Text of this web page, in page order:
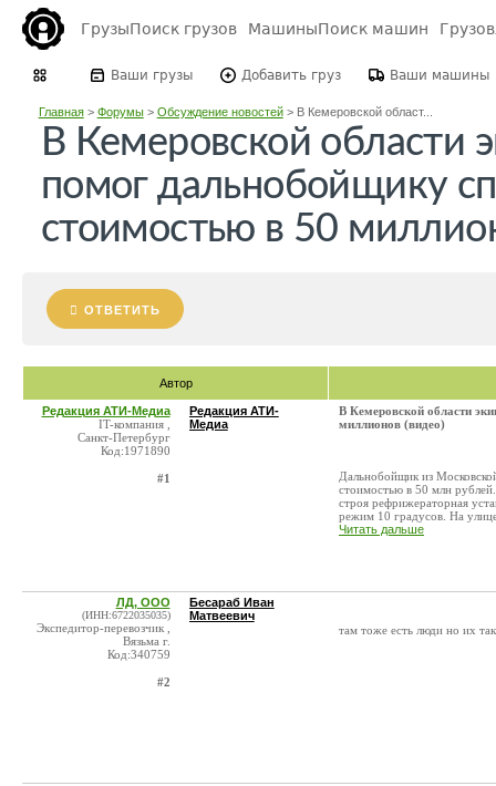
ГрузыПоиск грузов МашиныПоиск машин
Ваши грузы Добавить груз Ваши машины
Главная> Форумы> Обсуждение новостей> В Кемеровской област...
В Кемеровской
помог дальнобойщику
стоимостью в 50
ОТВЕТИТЬ
Автор
Редакция АТИ-Медиа
IT-компания ,
Санкт-Петербург
Код:1971890
#1
Редакция АТИ-
Медиа
В Кемеровской области
миллионов (видео)
Дальнобойщик из
стоимостью в 50 млн
строя рефрижераторная
режим 10 градусов. На
Читать дальше
ЛД, ООО
(ИНН:6722035035)
Экспедитор-перевозчик ,
Вязьма г.
Код:340759
#2
Бесараб Иван
Матвеевич
там тоже есть люди но их